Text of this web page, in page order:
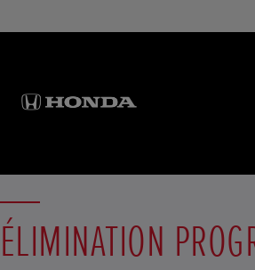
ÉLIMINATION